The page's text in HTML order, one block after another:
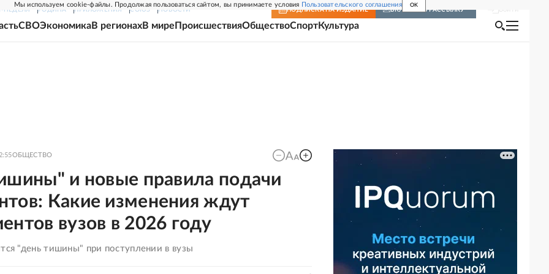
Мы используем cookie-файлы. Продолжая пользоваться сайтом, вы принимаете условия Пользовательского соглашения OK
НЕДЕЛЯ РОДИНА ПРИЛОЖЕНИЯ СОЮЗ НОВОСТИ ПОДПИСКА НА ИЗДАНИЕ ВКЛЮЧИТЬ РАССЫЛКУ
СВОЭкономикаВ регионахВ мире ПроисшествияОбществоСпортКультура
ОБЩЕСТВО
и новые правила подачи
Какие изменения ждут
вузов в 2026 году
"день тишины" при поступлении в вузы